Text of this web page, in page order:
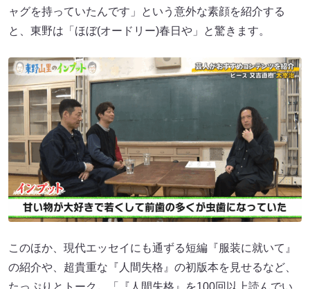
ャグを持っていたんです」という意外な素顔を紹介する
と、東野は「ほぼ(オードリー)春日や」と驚きます。
このほか、現代エッセイにも通ずる短編『服装に就いて』
の紹介や、超貴重な『人間失格』の初版本を見せるなど、